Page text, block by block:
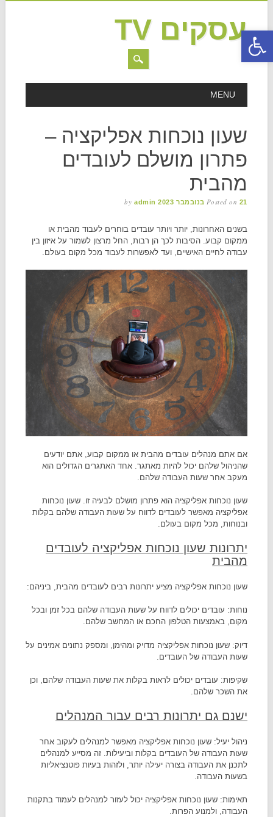
פתח סרגל נגישות
עסקים TV
MAIN MENU
MENU
שעון נוכחות אפליקציה –
פתרון מושלם לעובדים
מהבית
Posted on 21 בנובמבר 2023 by admin
בשנים האחרונות, יותר ויותר עובדים בוחרים לעבוד מהבית או
ממקום קבוע. הסיבות לכך הן רבות, החל מרצון לשמור על איזון בין
עבודה לחיים האישיים, ועד לאפשרות לעבוד מכל מקום בעולם.
אם אתם מנהלים עובדים מהבית או ממקום קבוע, אתם יודעים
שהניהול שלהם יכול להיות מאתגר. אחד האתגרים הגדולים הוא
מעקב אחר שעות העבודה שלהם.
שעון נוכחות אפליקציה הוא פתרון מושלם לבעיה זו. שעון נוכחות
אפליקציה מאפשר לעובדים לדווח על שעות העבודה שלהם בקלות
ובנוחות, מכל מקום בעולם.
יתרונות שעון נוכחות אפליקציה לעובדים
מהבית
שעון נוכחות אפליקציה מציע יתרונות רבים לעובדים מהבית, ביניהם:
נוחות: עובדים יכולים לדווח על שעות העבודה שלהם בכל זמן ובכל
מקום, באמצעות הטלפון החכם או המחשב שלהם.
דיוק: שעון נוכחות אפליקציה מדויק ומהימן, ומספק נתונים אמינים על
שעות העבודה של העובדים.
שקיפות: עובדים יכולים לראות בקלות את שעות העבודה שלהם, וכן
את השכר שלהם.
ישנם גם יתרונות רבים עבור המנהלים
ניהול יעיל: שעון נוכחות אפליקציה מאפשר למנהלים לעקוב אחר
שעות העבודה של העובדים בקלות וביעילות. זה מסייע למנהלים
לתכנן את העבודה בצורה יעילה יותר, ולזהות בעיות פוטנציאליות
בשעות העבודה.
תאימות: שעון נוכחות אפליקציה יכול לעזור למנהלים לעמוד בתקנות
העבודה, ולמנוע הפרות.